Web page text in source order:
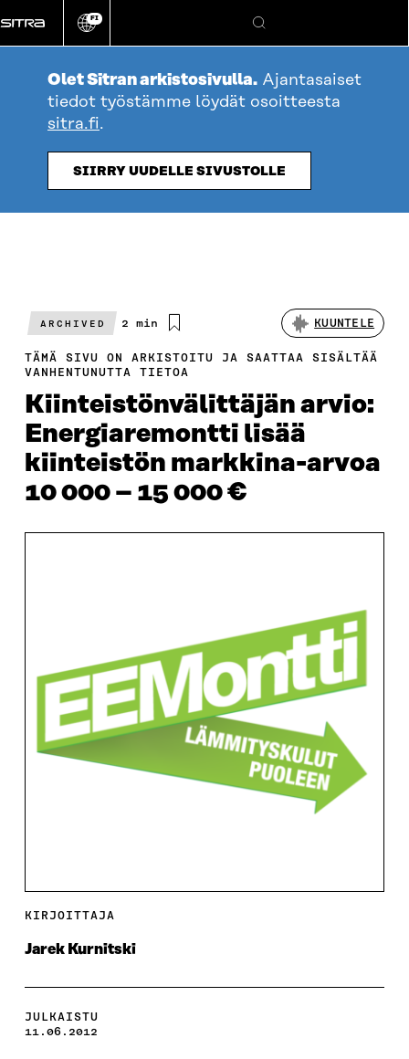
suoraan
sisältöön
Vaihda
kieli
FI
Hae
Olet Sitran arkistosivulla. Ajantasaiset
tiedot työstämme löydät osoitteesta
sitra.fi.
SIIRRY UUDELLE SIVUSTOLLE
ARCHIVED
Arvioitu
2 min KUUNTELE
TÄMÄ SIVU ON ARKISTOITU JA SAATTAA SISÄLTÄÄ
VANHENTUNUTTA TIETOA
Kiinteistönvälittäjän arvio:
Energiaremontti lisää
kiinteistön markkina-arvoa
10 000 – 15 000 €
KIRJOITTAJA
Jarek Kurnitski
JULKAISTU
11.06.2012